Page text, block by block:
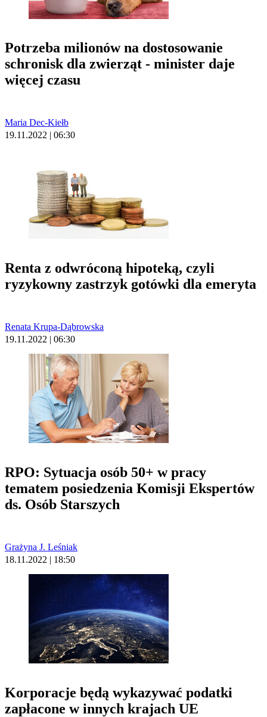
Potrzeba milionów na dostosowanie
schronisk dla zwierząt - minister daje
więcej czasu
Maria Dec-Kiełb
19.11.2022 | 06:30
Renta z odwróconą hipoteką, czyli
ryzykowny zastrzyk gotówki dla emeryta
Renata Krupa-Dąbrowska
19.11.2022 | 06:30
RPO: Sytuacja osób 50+ w pracy
tematem posiedzenia Komisji Ekspertów
ds. Osób Starszych
Grażyna J. Leśniak
18.11.2022 | 18:50
Korporacje będą wykazywać podatki
zapłacone w innych krajach UE